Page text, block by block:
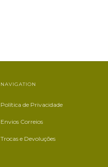
NAVIGATION
Política de Privacidade
Envios Correios
Trocas e Devoluções